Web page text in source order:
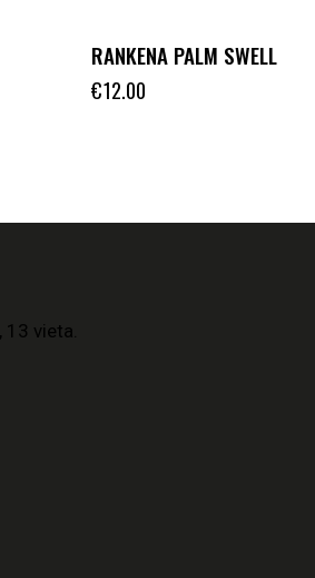
RANKENA PALM SWELL
€12.00
13 vieta.